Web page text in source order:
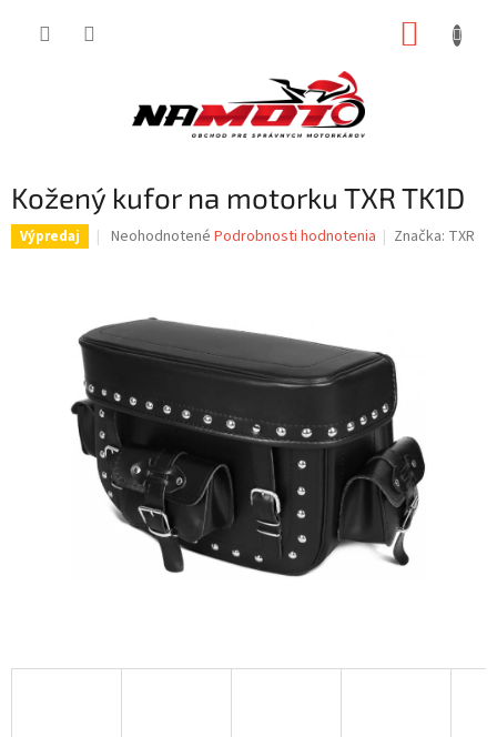
Kožený kufor na motorku TXR TK1D
Výpredaj
Priemerné
0,0
z
Neohodnotené Podrobnosti hodnotenia Značka: TXR